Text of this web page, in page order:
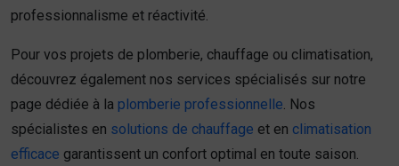
professionnalisme et réactivité.
Pour vos projets de plomberie, chauffage ou climatisation,
découvrez également nos services spécialisés sur notre
page dédiée à la plomberie professionnelle . Nos
spécialistes en solutions de chauffage et en climatisation
efficace garantissent un confort optimal en toute saison.